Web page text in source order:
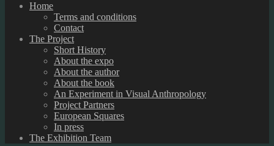
Home
Terms and conditions
Contact
The Project
Short History
About the expo
About the author
About the book
An Experiment in Visual Anthropology
Project Partners
European Squares
In press
The Exhibition Team